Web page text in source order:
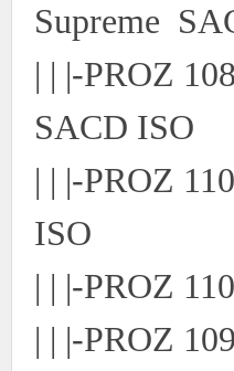
Supreme
| | |-PROZ
SACD ISO
| | |-PROZ
ISO
| | |-PROZ
| | |-PROZ